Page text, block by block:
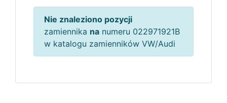
Nie znaleziono pozycji
zamiennika na numeru 022971921B
w katalogu zamienników VW/Audi